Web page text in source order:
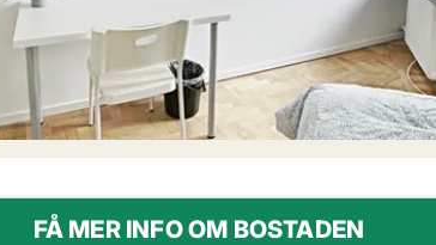
FÅ MER INFO OM BOSTADEN